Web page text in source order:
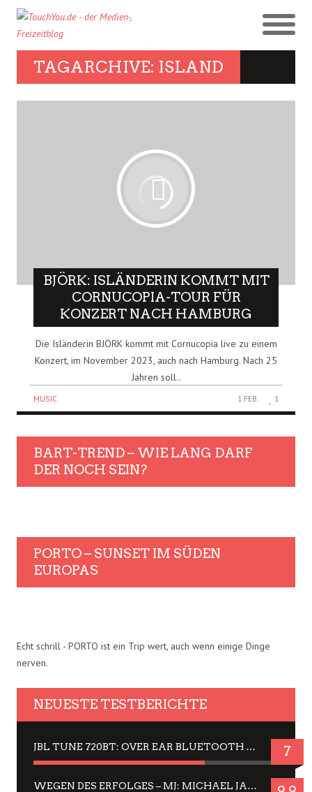
TAGARCHIVE: ISLAND
BJÖRK: ISLÄNDERIN KOMMT MIT
CORNUCOPIA-TOUR FÜR
KONZERT NACH HAMBURG
Die Isländerin BJÖRK kommt mit Cornucopia live zu einem
Konzert, im November 2023, auch nach Hamburg. Nach 25
Jahren soll..
MUSIC 1 FEB. 1
BART-TREND – WIE LANG DARF
DER NOCH SEIN?
PORTO – SUNSET IM SÜDEN
EUROPAS
Echt schrill - PORTO ist ein Trip wert, auch wenn einige Dinge
nerven.
NEUESTE TESTBERICHTE
JBL TUNE 720BT: OVER EAR BLUETOOTH KOPFHÖRER UM DIE 50,-€ IM DAUER-TEST 7
WEGEN DES ERFOLGES – MJ: MICHAEL JACKSON MUSICAL IN EINER MATINEE SEHEN